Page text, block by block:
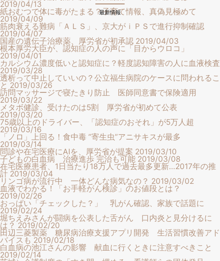
最新情報
2019/04/13
紙おむつで体に毒がたまる？子育て情報、真偽見極めて
2019/04/09
筋肉衰える難病「ＡＬＳ」、京大がｉＰＳで進行抑制確認
2019/04/07
国産の遺伝子治療薬、厚労省が初承認 2019/04/03
根本厚労大臣が、認知症の人の声に「目からウロコ」
2019/04/01
カルシウム濃度低いと認知症に？軽度認知障害の人に血液検査
2019/03/28
透析って中止していいの？公立福生病院のケースに問われるこ
と 2019/03/26
訪問マッサージで寝たきり防止 医師同意書で保険適用
2019/03/22
メタボ健診、受けたのは5割 厚労省が初めて公表
2019/03/20
75歳以上のドライバー、「認知症のおそれ」が5万人超
2019/03/16
「ノロ」上回る！食中毒 ”寄生虫”アニサキスが最多
2019/03/14
問診や在宅医療にAIを、厚労省が提案 2019/03/10
子どもの白血病 治療進歩 完治も可能 2019/03/08
在宅医療患者、1日当たり18万人で過去最多更新…2017年の推
計 2019/03/04
リンゴ病が流行中 一体どんな病気なの？ 2019/03/02
血液でわかる！「お手軽がん検診」のお値段とは？
2019/02/26
おっぱい「チェックした？」 乳がん確認、家族で話題に
2019/02/24
堀ちえみさんが闘病を公表した舌がん 口内炎と見分けるに
は？ 2019/02/20
田辺三菱製薬 糖尿病治療支援アプリ開発 生活習慣改善アド
バイスも 2019/02/18
白血病の池江さんの影響 献血に行くときに注意すべきこと
2019/02/14